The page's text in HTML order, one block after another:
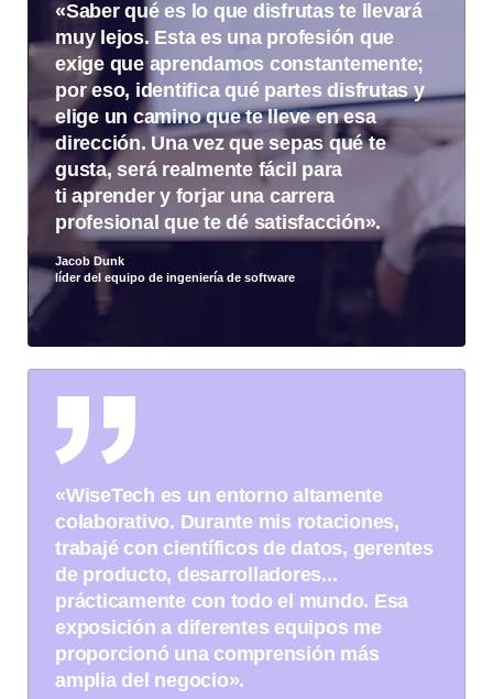
«Saber qué es lo que disfrutas te llevará
muy lejos. Esta es una profesión que
exige que aprendamos constantemente;
por eso, identifica qué partes disfrutas y
elige un camino que te lleve en esa
dirección. Una vez que sepas qué te
gusta, será realmente fácil para
ti aprender y forjar una carrera
profesional que te dé satisfacción».
Jacob Dunk
líder del equipo de ingeniería de software
«WiseTech es un entorno altamente
colaborativo. Durante mis rotaciones,
trabajé con científicos de datos, gerentes
de producto, desarrolladores...
prácticamente con todo el mundo. Esa
exposición a diferentes equipos me
proporcionó una comprensión más
amplia del negocio».